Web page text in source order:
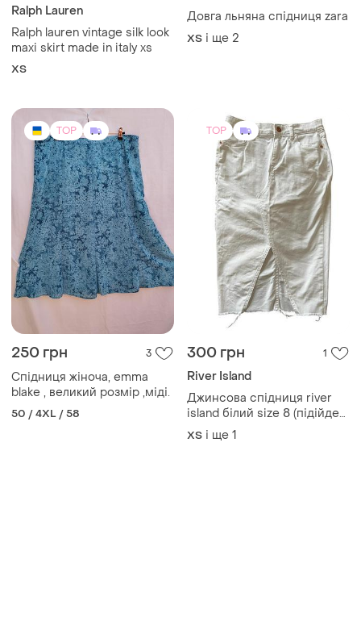
Ralph Lauren
Ralph lauren vintage silk look
maxi skirt made in italy xs
ХS
Довга льняна спідниця zara
ХS і ще 2
TOP
250 грн 3
Спідниця жіноча, emma
blake , великий розмір ,міді.
50 / 4XL / 58
TOP
300 грн 1
River Island
Джинсова спідниця river
island білий size 8 (підійде
на xs/s) має невеличку
жовту плямку (останнє
ХS і ще 1